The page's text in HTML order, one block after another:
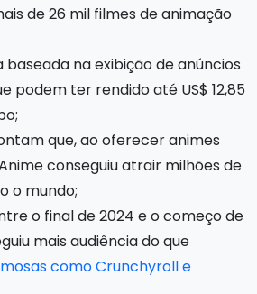
de 26 mil filmes de animação
na exibição de anúncios
podem ter rendido até US$ 12,85
que, ao oferecer animes
conseguiu atrair milhões de
o mundo;
o final de 2024 e o começo de
mais audiência do que
como Crunchyroll e